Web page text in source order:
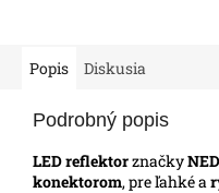
Popis Diskusia
Podrobný popis
LED reflektorznačky
konektorom, pre ľahké a